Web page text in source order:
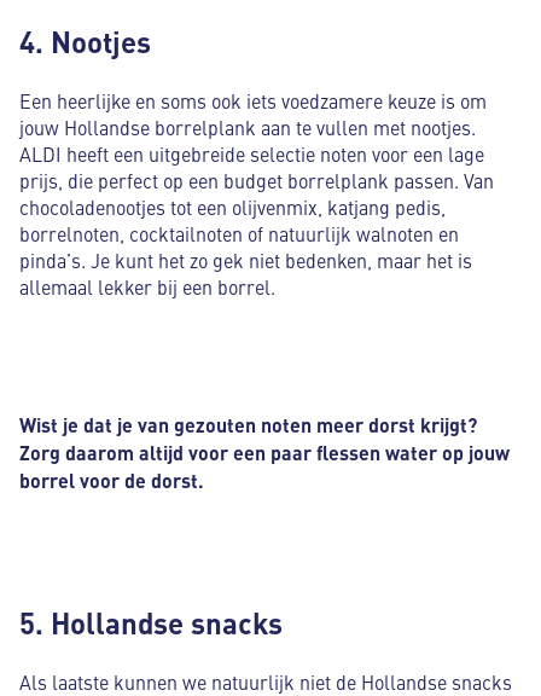
4. Nootjes
Een heerlijke en soms ook iets voedzamere keuze is om
jouw Hollandse borrelplank aan te vullen met nootjes.
ALDI heeft een uitgebreide selectie noten voor een lage
prijs, die perfect op een budget borrelplank passen. Van
chocoladenootjes tot een olijvenmix, katjang pedis,
borrelnoten, cocktailnoten of natuurlijk walnoten en
pinda’s. Je kunt het zo gek niet bedenken, maar het is
allemaal lekker bij een borrel.
Wist je dat je van gezouten noten meer dorst krijgt?
Zorg daarom altijd voor een paar flessen water op jouw
borrel voor de dorst.
5. Hollandse snacks
Als laatste kunnen we natuurlijk niet de Hollandse snacks